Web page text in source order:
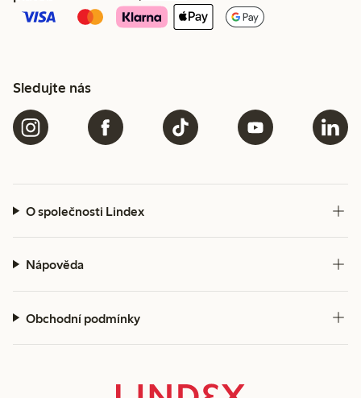
Sledujte nás
O společnosti Lindex
Nápověda
Obchodní podmínky